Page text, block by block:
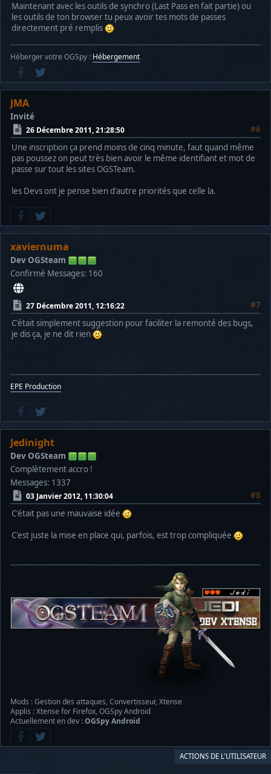
Maintenant avec les outils de synchro (Last Pass en fait partie) ou
les outils de ton browser tu peux avoir tes mots de passes
directement pré remplis
Héberger votre OGSpy : Hébergement
JMA
Invité
26 Décembre 2011, 21:28:50
#6
Une inscription ça prend moins de cinq minute, faut quand même
pas poussez on peut très bien avoir le même identifiant et mot de
passe sur tout les sites OGSTeam.
les Devs ont je pense bien d'autre priorités que celle la.
xaviernuma
Dev OGSteam
Confirmé Messages: 160
27 Décembre 2011, 12:16:22
#7
C'était simplement suggestion pour faciliter la remonté des bugs,
je dis ça, je ne dit rien
EPE Production
Jedinight
Dev OGSteam
Complètement accro !
Messages: 1337
03 Janvier 2012, 11:30:04
#8
C'était pas une mauvaise idée
C'est juste la mise en place qui, parfois, est trop compliquée
Mods : Gestion des attaques, Convertisseur, Xtense
Applis : Xtense for Firefox, OGSpy Android
Actuellement en dev :OGSpy Android
ACTIONS DE L'UTILISATEUR